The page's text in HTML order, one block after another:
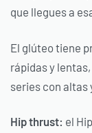
que llegues a
El glúteo tiene
rápidas y
series con altas
Hip thrust: el